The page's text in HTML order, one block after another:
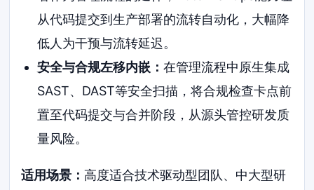
从代码提交到生产部署的流转自动化，大幅降
低人为干预与流转延迟。
安全与合规左移内嵌： 在管理流程中原生集成
SAST、DAST等安全扫描，将合规检查卡点前
置至代码提交与合并阶段，从源头管控研发质
量风险。
适用场景：高度适合技术驱动型团队、中大型研